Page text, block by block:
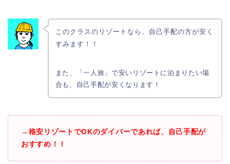
このクラスのリゾートなら、自己手配の方が安く
すみます！！
また、「一人旅」で安いリゾートに泊まりたい場
合も、自己手配が安くなります！
→ 格安リゾートでOKのダイバーであれば、自己手配が
おすすめ！！